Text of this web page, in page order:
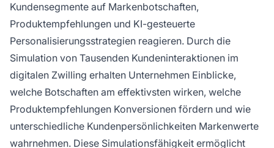
Kundensegmente auf Markenbotschaften,
Produktempfehlungen und KI-gesteuerte
Personalisierungsstrategien reagieren. Durch die
Simulation von Tausenden Kundeninteraktionen im
digitalen Zwilling erhalten Unternehmen Einblicke,
welche Botschaften am effektivsten wirken, welche
Produktempfehlungen Konversionen fördern und wie
unterschiedliche Kundenpersönlichkeiten Markenwerte
wahrnehmen. Diese Simulationsfähigkeit ermöglicht